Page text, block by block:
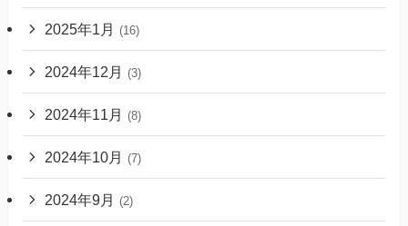
2025年1月 (16)
2024年12月 (3)
2024年11月 (8)
2024年10月 (7)
2024年9月 (2)